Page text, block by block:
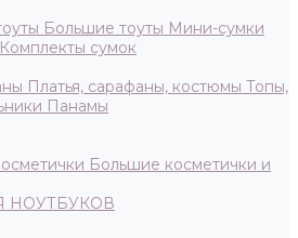
Большие тоуты Мини-сумки
Комплекты сумок
Платья, сарафаны, костюмы Топы,
Панамы
Большие косметички и
НОУТБУКОВ